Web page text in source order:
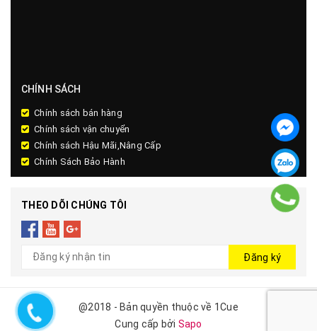
CHÍNH SÁCH
Chính sách bán hàng
Chính sách vận chuyển
Chính sách Hậu Mãi,Nâng Cấp
Chính Sách Bảo Hành
THEO DÕI CHÚNG TÔI
Đăng ký
@2018 - Bản quyền thuộc về 1Cue
Cung cấp bởi Sapo